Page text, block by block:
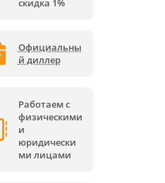
скидка 1%
Официальны
й диллер
Работаем с
физическими
и
юридически
ми лицами